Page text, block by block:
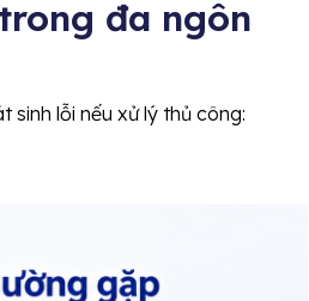
đa ngôn
sinh lỗi nếu xử lý thủ công: